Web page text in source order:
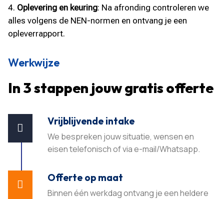
Oplevering en keuring: Na afronding controleren we
alles volgens de NEN-normen en ontvang je een
opleverrapport.
Werkwijze
In 3 stappen jouw gratis offerte

Vrijblijvende intake
We bespreken jouw situatie, wensen en
eisen telefonisch of via e-mail/Whatsapp.

Offerte op maat
Binnen één werkdag ontvang je een heldere